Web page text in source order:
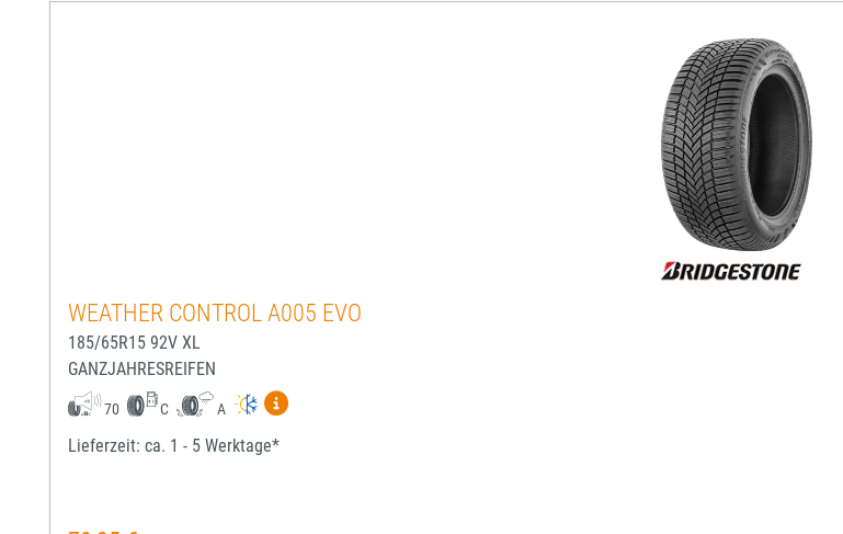
WEATHER CONTROL A005 EVO
185/65R15 92V XL
GANZJAHRESREIFEN
70 C A
Mehr Informationen zum EU-Reifenlabel anzeigen
Lieferzeit: ca. 1 - 5 Werktage*